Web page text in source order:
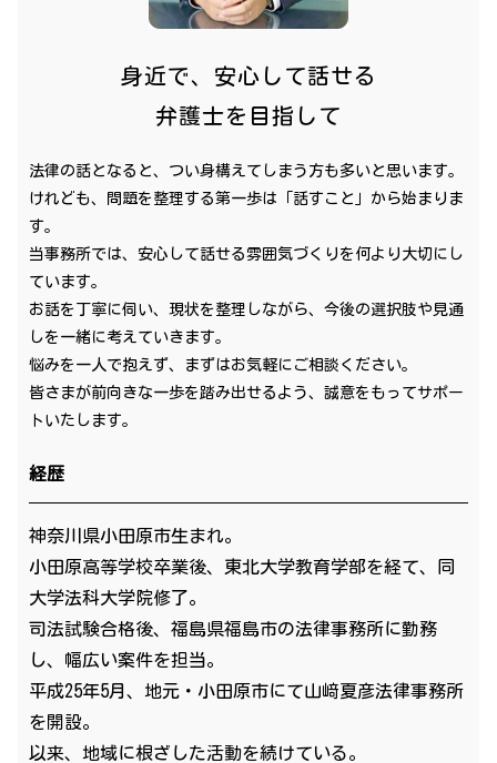
身近で、安心して話せる
弁護士を目指して
法律の話となると、つい身構えてしまう方も多いと思います。
けれども、問題を整理する第一歩は「話すこと」から始まりま
す。
当事務所では、安心して話せる雰囲気づくりを何より大切にし
ています。
お話を丁寧に伺い、現状を整理しながら、今後の選択肢や見通
しを一緒に考えていきます。
悩みを一人で抱えず、まずはお気軽にご相談ください。
皆さまが前向きな一歩を踏み出せるよう、誠意をもってサポー
トいたします。
経歴
神奈川県小田原市生まれ。
小田原高等学校卒業後、東北大学教育学部を経て、同
大学法科大学院修了。
司法試験合格後、福島県福島市の法律事務所に勤務
し、幅広い案件を担当。
平成25年5月、地元・小田原市にて山﨑夏彦法律事務所
を開設。
以来、地域に根ざした活動を続けている。